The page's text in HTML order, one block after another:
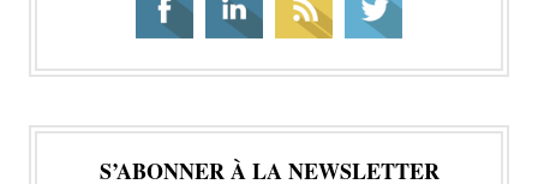
S’ABONNER À LA NEWSLETTER